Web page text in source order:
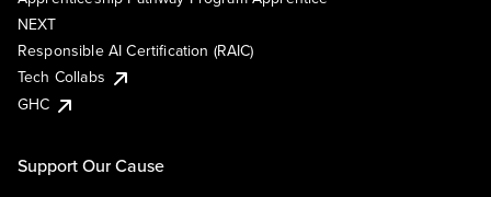
NEXT
Responsible AI Certification (RAIC)
Tech Collabs
GHC
Support Our Cause